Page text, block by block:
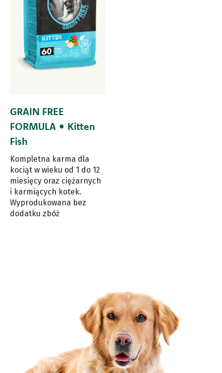
GRAIN FREE
FORMULA • Kitten
Fish
Kompletna karma dla
kociąt w wieku od 1 do 12
miesięcy oraz ciężarnych
i karmiących kotek.
Wyprodukowana bez
dodatku zbóż